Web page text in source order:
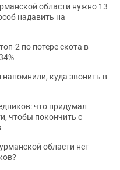
области нужно 13
надавить на
2 по потере скота в
куда звонить в
что придумал
чтобы покончить с
области нет